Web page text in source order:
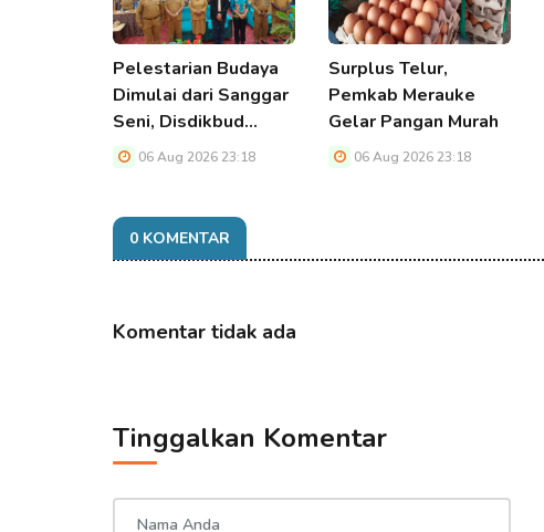
Pelestarian Budaya
Dimulai dari Sanggar
Seni, Disdikbud…
06 Aug 2026 23:18
Surplus Telur,
Pemkab Merauke
Gelar Pangan Murah
06 Aug 2026 23:18
0 KOMENTAR
Komentar tidak ada
Tinggalkan Komentar